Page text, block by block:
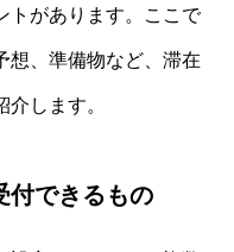
トがあります。ここで
想、準備物など、滞在
します。
付できるもの